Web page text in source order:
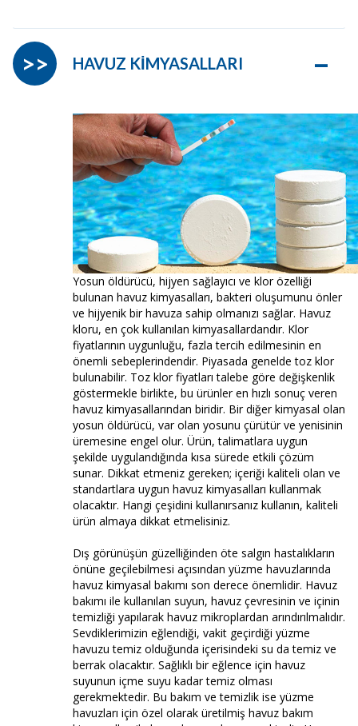
HAVUZ KİMYASALLARI –
>>
Yosun öldürücü, hijyen sağlayıcı ve klor özelliği
bulunan havuz kimyasalları, bakteri oluşumunu önler
ve hijyenik bir havuza sahip olmanızı sağlar. Havuz
kloru, en çok kullanılan kimyasallardandır. Klor
fiyatlarının uygunluğu, fazla tercih edilmesinin en
önemli sebeplerindendir. Piyasada genelde toz klor
bulunabilir. Toz klor fiyatları talebe göre değişkenlik
göstermekle birlikte, bu ürünler en hızlı sonuç veren
havuz kimyasallarından biridir. Bir diğer kimyasal olan
yosun öldürücü, var olan yosunu çürütür ve yenisinin
üremesine engel olur. Ürün, talimatlara uygun
şekilde uygulandığında kısa sürede etkili çözüm
sunar. Dikkat etmeniz gereken; içeriği kaliteli olan ve
standartlara uygun havuz kimyasalları kullanmak
olacaktır. Hangi çeşidini kullanırsanız kullanın, kaliteli
ürün almaya dikkat etmelisiniz.
Dış görünüşün güzelliğinden öte salgın hastalıkların
önüne geçilebilmesi açısından yüzme havuzlarında
havuz kimyasal bakımı son derece önemlidir. Havuz
bakımı ile kullanılan suyun, havuz çevresinin ve içinin
temizliği yapılarak havuz mikroplardan arındırılmalıdır.
Sevdiklerimizin eğlendiği, vakit geçirdiği yüzme
havuzu temiz olduğunda içerisindeki su da temiz ve
berrak olacaktır. Sağlıklı bir eğlence için havuz
suyunun içme suyu kadar temiz olması
gerekmektedir. Bu bakım ve temizlik ise yüzme
havuzları için özel olarak üretilmiş havuz bakım